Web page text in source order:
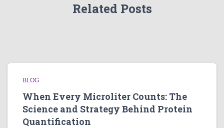
Related Posts
BLOG
When Every Microliter Counts: The
Science and Strategy Behind Protein
Quantification